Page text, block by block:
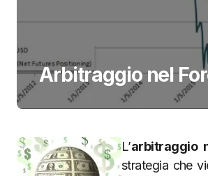
Arbitraggio nel
L’arbitraggio
strategia che